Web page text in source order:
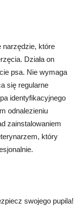
narzędzie, które
Działa on
psa. Nie wymaga
się regularne
identyfikacyjnego
odnalezieniu
zainstalowaniem
który
swojego pupila!